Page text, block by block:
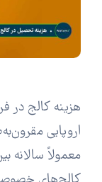
هزینه کالج در
اروپایی
معمولاً سالانه